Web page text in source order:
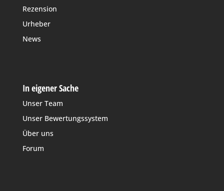
Rezension
Urheber
News
In eigener Sache
Unser Team
Unser Bewertungssystem
Über uns
Forum